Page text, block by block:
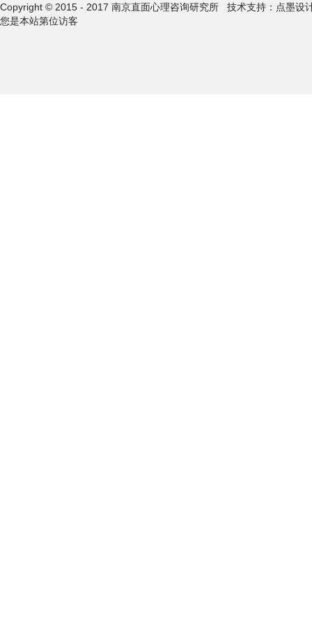
Copyright © 2015 - 2017 南京直面心理咨询研究所 技术支持：点墨设
您是本站第位访客